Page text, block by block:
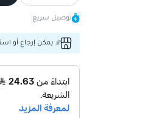
توصيل سريع
لا يمكن إرجاع أو